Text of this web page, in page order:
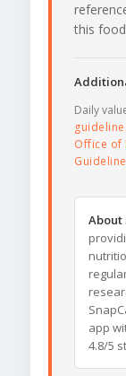
this
Daily
Office of
About
app
4.8/5